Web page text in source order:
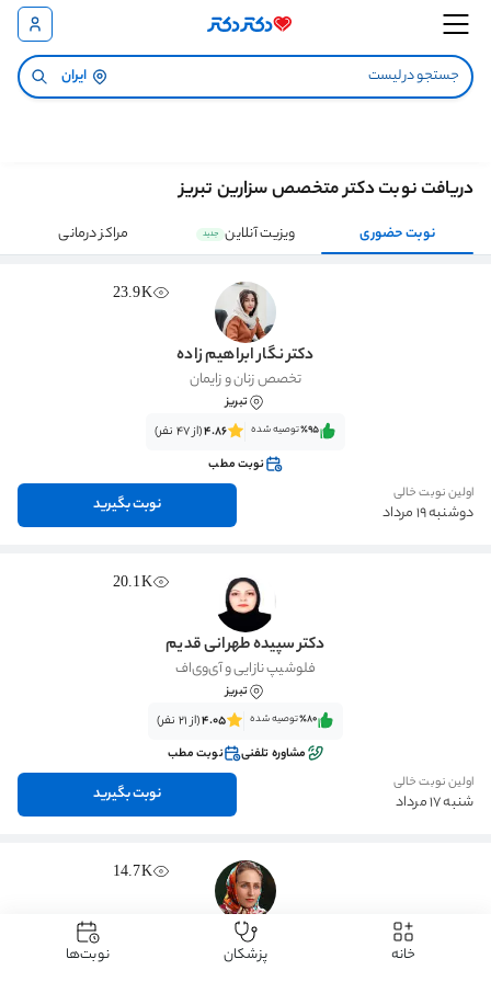
ایران
دریافت نوبت دکتر متخصص سزارین تبریز
نوبت حضوری ویزیت آنلاین جدید مراکز درمانی
23.9K
دکتر نگار ابراهیم زاده
تخصص زنان و زایمان
تبریز
٪95‌‌‌توصیه شده 4.86(از 47 نفر)
نوبت مطب
اولین نوبت خالی
دوشنبه 19 مرداد نوبت بگیرید
20.1K
دکتر سپیده طهرانی قدیم
فلوشیپ نازایی و آی‌وی‌اف
تبریز
٪80‌‌‌توصیه شده 4.05(از 21 نفر)
مشاوره تلفنی
نوبت مطب
اولین نوبت خالی
شنبه 17 مرداد نوبت بگیرید
14.7K
دکتر شرمین پژواک
تخصص زنان و زایمان خانه پزشکان نوبت‌ها